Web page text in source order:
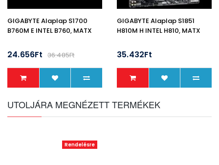
GIGABYTE Alaplap S1700
B760M E INTEL B760, MATX
24.656Ft 36.485Ft
GIGABYTE Alaplap S1851
H810M H INTEL H810, MATX
35.432Ft
UTOLJÁRA MEGNÉZETT TERMÉKEK
Rendelésre